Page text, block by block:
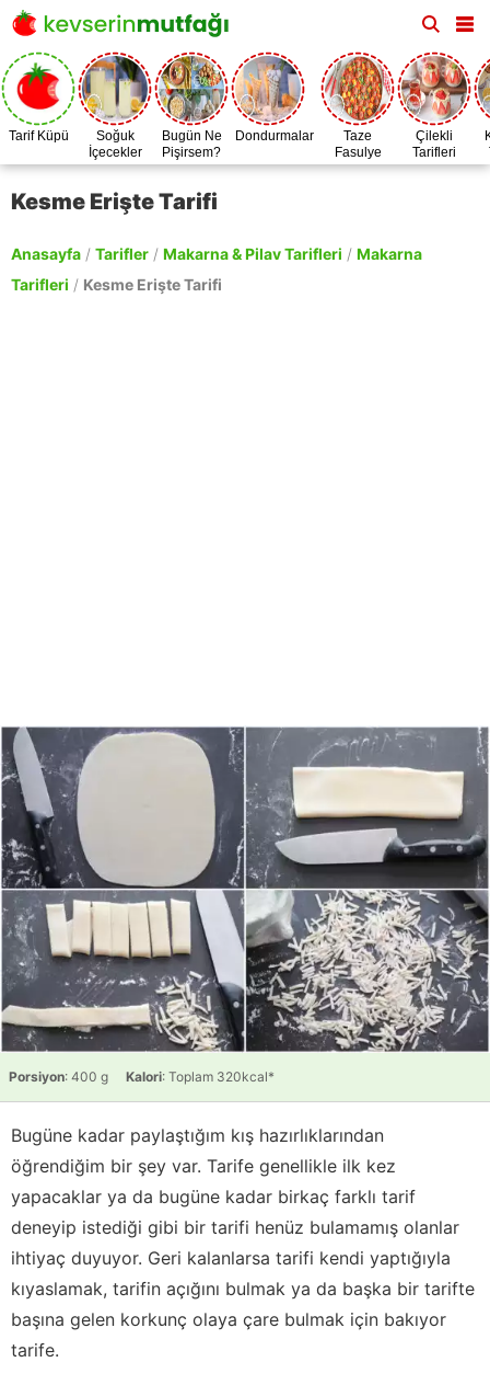
Tarif Küpü
Soğuk
İçecekler
Bugün Ne
Pişirsem?
Dondurmalar
Taze
Fasulye
Zamanı
Çilekli
Tarifleri
Kesme Erişte Tarifi
Anasayfa / Tarifler / Makarna & Pilav Tarifleri / Makarna
Tarifleri / Kesme Erişte Tarifi
Porsiyon: 400 g Kalori: Toplam 320kcal*
Bugüne kadar paylaştığım kış hazırlıklarından
öğrendiğim bir şey var. Tarife genellikle ilk kez
yapacaklar ya da bugüne kadar birkaç farklı tarif
deneyip istediği gibi bir tarifi henüz bulamamış olanlar
ihtiyaç duyuyor. Geri kalanlarsa tarifi kendi yaptığıyla
kıyaslamak, tarifin açığını bulmak ya da başka bir tarifte
başına gelen korkunç olaya çare bulmak için bakıyor
tarife.